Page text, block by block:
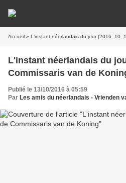
Accueil » L'instant néerlandais du jour
L'instant néerlandais du
Commissaris van de
Publié le 13/10/2016 à 05:59
Par Les amis du néerlandais - Vrienden